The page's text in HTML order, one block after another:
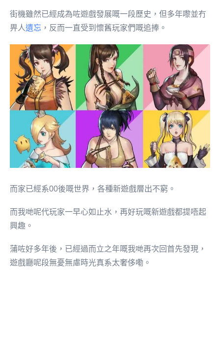
街機雖然已經成為咗遊戲發展嘅一段歷史，但多年嚟並冇
畀人遺忘 ，反而一直受到懷舊玩家們嘅追捧。
而家已經系00後嘅世界，各種新遊戲層出不窮。
而我哋呢代玩家一早心如止水，再好玩嘅新遊戲都提唔起
興趣。
蒲咗好多年後，已經過而立之年嘅我哋再次回首先發現，
遊戲廳呢段無憂無慮時光真系太奢侈嘞。